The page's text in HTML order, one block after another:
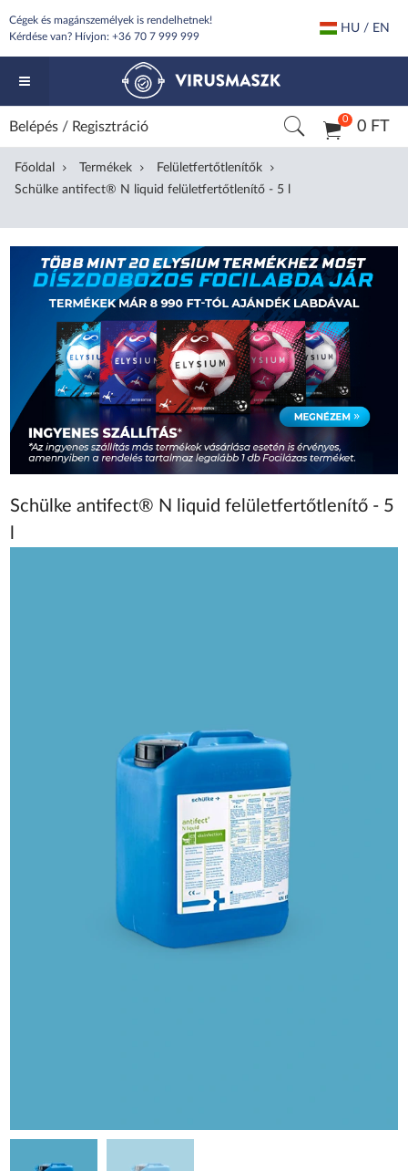
Cégek és magánszemélyek is rendelhetnek!
Kérdése van? Hívjon: +36 70 7 999 999
HU / EN
0 0 FT
Belépés / Regisztráció
Főoldal Termékek
Felületfertőtlenítők
Schülke antifect® N liquid felületfertőtlenítő - 5 l
Schülke antifect® N liquid felületfertőtlenítő - 5